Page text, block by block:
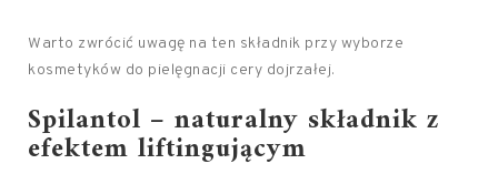
Warto zwrócić uwagę na ten składnik przy wyborze
kosmetyków do pielęgnacji cery dojrzałej.
Spilantol – naturalny składnik z
efektem liftingującym